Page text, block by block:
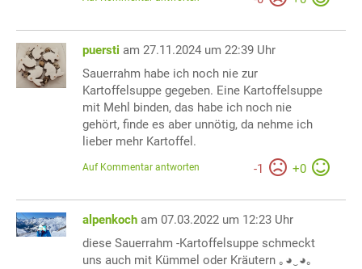
puersti am 27.11.2024 um 22:39 Uhr
Sauerrahm habe ich noch nie zur
Kartoffelsuppe gegeben. Eine Kartoffelsuppe
mit Mehl binden, das habe ich noch nie
gehört, finde es aber unnötig, da nehme ich
lieber mehr Kartoffel.
-1 +0
Auf Kommentar antworten
alpenkoch am 07.03.2022 um 12:23 Uhr
diese Sauerrahm -Kartoffelsuppe schmeckt
uns auch mit Kümmel oder Kräutern ｡◕‿◕｡